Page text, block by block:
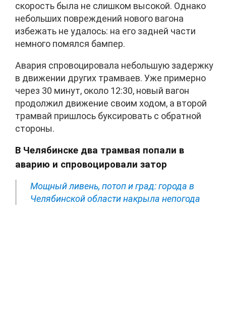
скорость была не слишком высокой. Однако
небольших повреждений нового вагона
избежать не удалось: на его задней части
немного помялся бампер.
Авария спровоцировала небольшую задержку
в движении других трамваев. Уже примерно
через 30 минут, около 12:30, новый вагон
продолжил движение своим ходом, а второй
трамвай пришлось буксировать с обратной
стороны.
В Челябинске два трамвая попали в
аварию и спровоцировали затор
Мощный ливень, потоп и град: города в
Челябинской области накрыла непогода